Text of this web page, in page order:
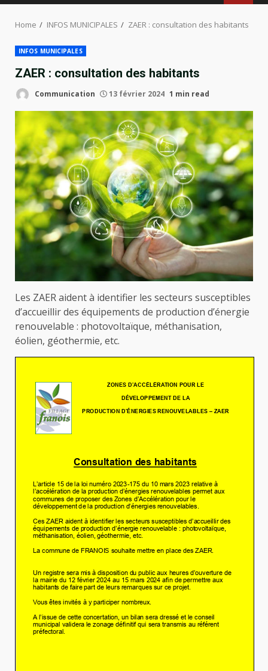
Home INFOS MUNICIPALES ZAER : consultation des habitants
INFOS MUNICIPALES
ZAER : consultation des habitants
Communication 13 février 2024 1 min read
Les ZAER aident à identifier les secteurs susceptibles
d’accueillir des équipements de production d’énergie
renouvelable : photovoltaïque, méthanisation,
éolien, géothermie, etc.